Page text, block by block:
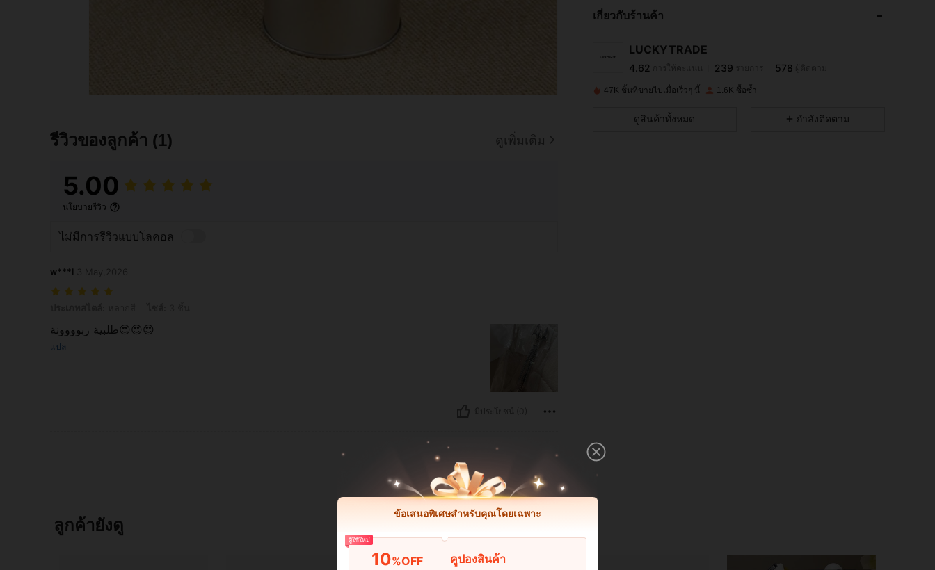
รีวิวของลูกค้า (1) ดูเพิ่มเติม
5.00
นโยบายรีวิว
ไม่มีการรีวิวแบบโลคอล
w***l
طلبية زبوووونة😍😍😍
แปล
เกี่ยวกับร้านค้า
LUCKYTRADE
4.62
1 วันที่ผ่านมา
4.62
578
47K ชิ้นที่ขายไปเมื่อเร็วๆ นี้ 1.6K ซื้อซ้ำ
ดูสินค้าทั้งหมด กำลังติดตาม
ลูกค้ายังดู
ข้อเสนอพิเศษสำหรับคุณโดยเฉพาะ
ผู้ใช้ใหม่
10%OFF คูปองสินค้า